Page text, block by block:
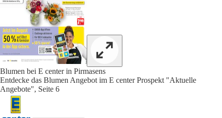
Blumen bei E center in Pirmasens
Entdecke das Blumen Angebot im E center Prospekt "Aktuelle
Angebote", Seite 6